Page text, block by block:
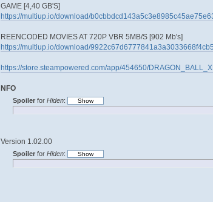
GAME [4,40 GB'S]
https://multiup.io/download/
REENCODED MOVIES AT 720P VBR 5MB/S [902 Mb's]
https://multiup.io/download/
https://store.steampowered.com/app/454650/
NFO
Spoilerfor Hiden:
Version 1.02.00
Spoilerfor Hiden: